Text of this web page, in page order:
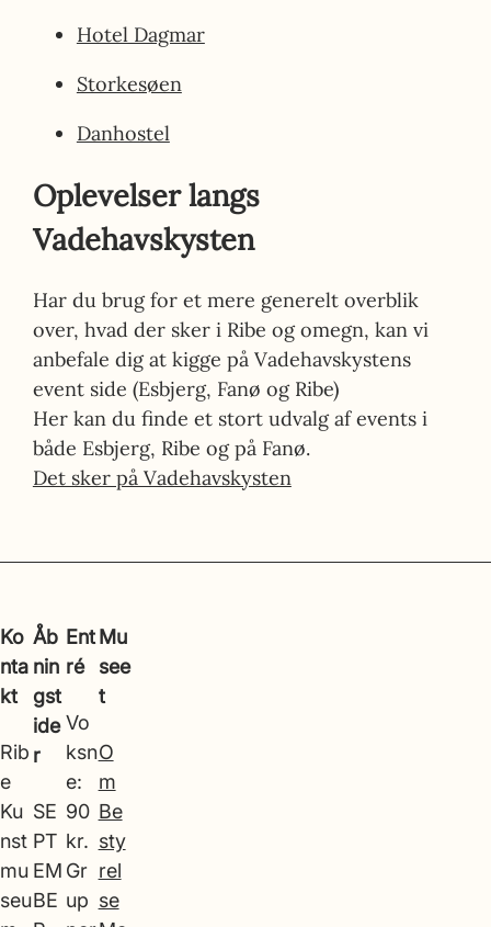
Hotel Dagmar
Storkesøen
Danhostel
Oplevelser langs
Vadehavskysten
Har du brug for et mere generelt overblik
over, hvad der sker i Ribe og omegn, kan vi
anbefale dig at kigge på Vadehavskystens
event side (Esbjerg, Fanø og Ribe)
Her kan du finde et stort udvalg af events i
både Esbjerg, Ribe og på Fanø.
Det sker på Vadehavskysten
Ko
nta
kt
Rib
e
Ku
nst
mu
seu
Åb
nin
gst
ide
r
SE
PT
EM
BE
Ent
ré
Vo
ksn
e:
90
kr.
Gr
up
Mu
see
t
O
m
Be
sty
rel
se